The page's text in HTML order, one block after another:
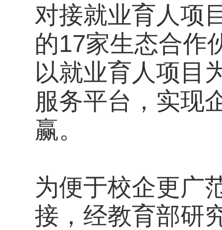
对接就业育人项
的17家生态合作
以就业育人项目
服务平台，实现
赢。
为便于校企更广
接，经教育部研